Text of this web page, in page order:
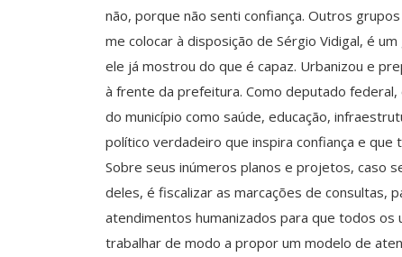
não, porque não senti confiança. Outros
me colocar à disposição de Sérgio Vidigal, é
ele já mostrou do que é capaz. Urbanizou e
à frente da prefeitura. Como deputado
do município como saúde, educação,
político verdadeiro que inspira confiança e que
Sobre seus inúmeros planos e projetos, caso
deles, é fiscalizar as marcações de consultas,
atendimentos humanizados para que todos
trabalhar de modo a propor um modelo de